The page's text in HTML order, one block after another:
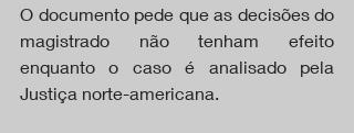
O documento pede que as decisões do
magistrado não tenham efeito
enquanto o caso é analisado pela
Justiça norte-americana.